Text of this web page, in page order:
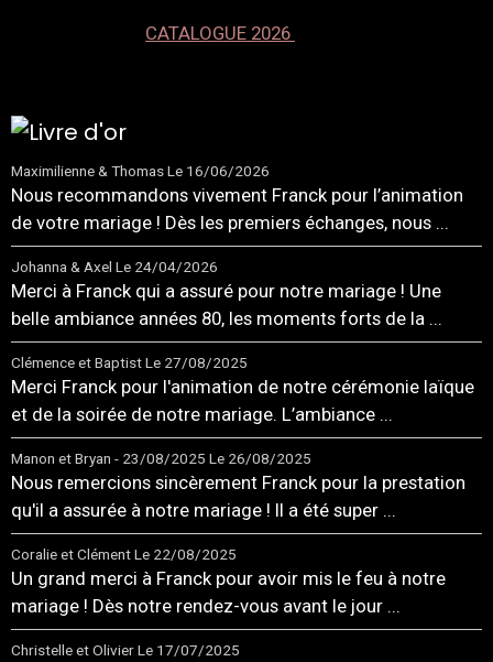
CATALOGUE 2026
Maximilienne & ThomasLe 16/06/2026
Nous recommandons vivement Franck pour l’animation
de votre mariage ! Dès les premiers échanges, nous ...
Johanna & Axel Le 24/04/2026
Merci à Franck qui a assuré pour notre mariage ! Une
belle ambiance années 80, les moments forts de la ...
Clémence et BaptistLe 27/08/2025
Merci Franck pour l'animation de notre cérémonie laïque
et de la soirée de notre mariage. L’ambiance ...
Manon et Bryan - 23/08/2025 Le 26/08/2025
Nous remercions sincèrement Franck pour la prestation
qu'il a assurée à notre mariage ! Il a été super ...
Coralie et ClémentLe 22/08/2025
Un grand merci à Franck pour avoir mis le feu à notre
mariage ! Dès notre rendez-vous avant le jour ...
Christelle et OlivierLe 17/07/2025